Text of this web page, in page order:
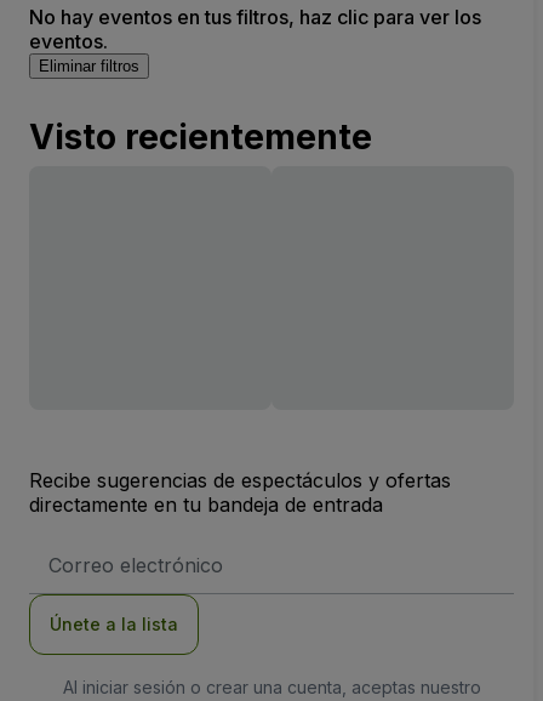
No hay eventos en tus filtros, haz clic para ver los
eventos.
Eliminar filtros
Visto recientemente
Recibe sugerencias de espectáculos y ofertas
directamente en tu bandeja de entrada
de
Únete a la lista
Al iniciar sesión o crear una cuenta, aceptas nuestro